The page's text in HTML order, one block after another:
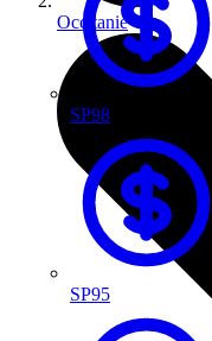
SP98
SP95
Occitanie